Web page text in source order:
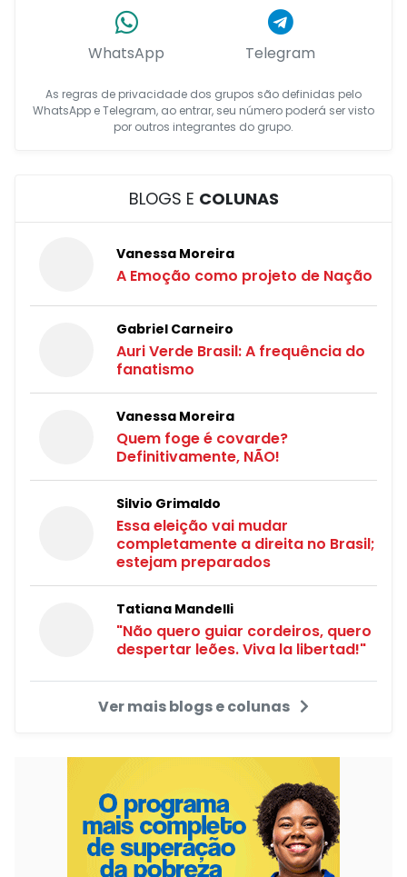
WhatsApp Telegram
As regras de privacidade dos grupos são definidas pelo
WhatsApp e Telegram, ao entrar, seu número poderá ser visto
por outros integrantes do grupo.
BLOGS E COLUNAS
Vanessa Moreira
A Emoção como projeto de Nação
Gabriel Carneiro
Auri Verde Brasil: A frequência do
fanatismo
Vanessa Moreira
Quem foge é covarde?
Definitivamente, NÃO!
Silvio Grimaldo
Essa eleição vai mudar
completamente a direita no Brasil;
estejam preparados
Tatiana Mandelli
"Não quero guiar cordeiros, quero
despertar leões. Viva la libertad!"
Ver mais blogs e colunas